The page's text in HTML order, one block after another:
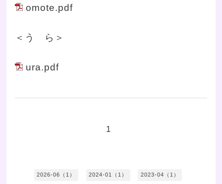
omote.pdf
＜う ら＞
ura.pdf
1
2026-06（1） 2024-01（1） 2023-04（1）